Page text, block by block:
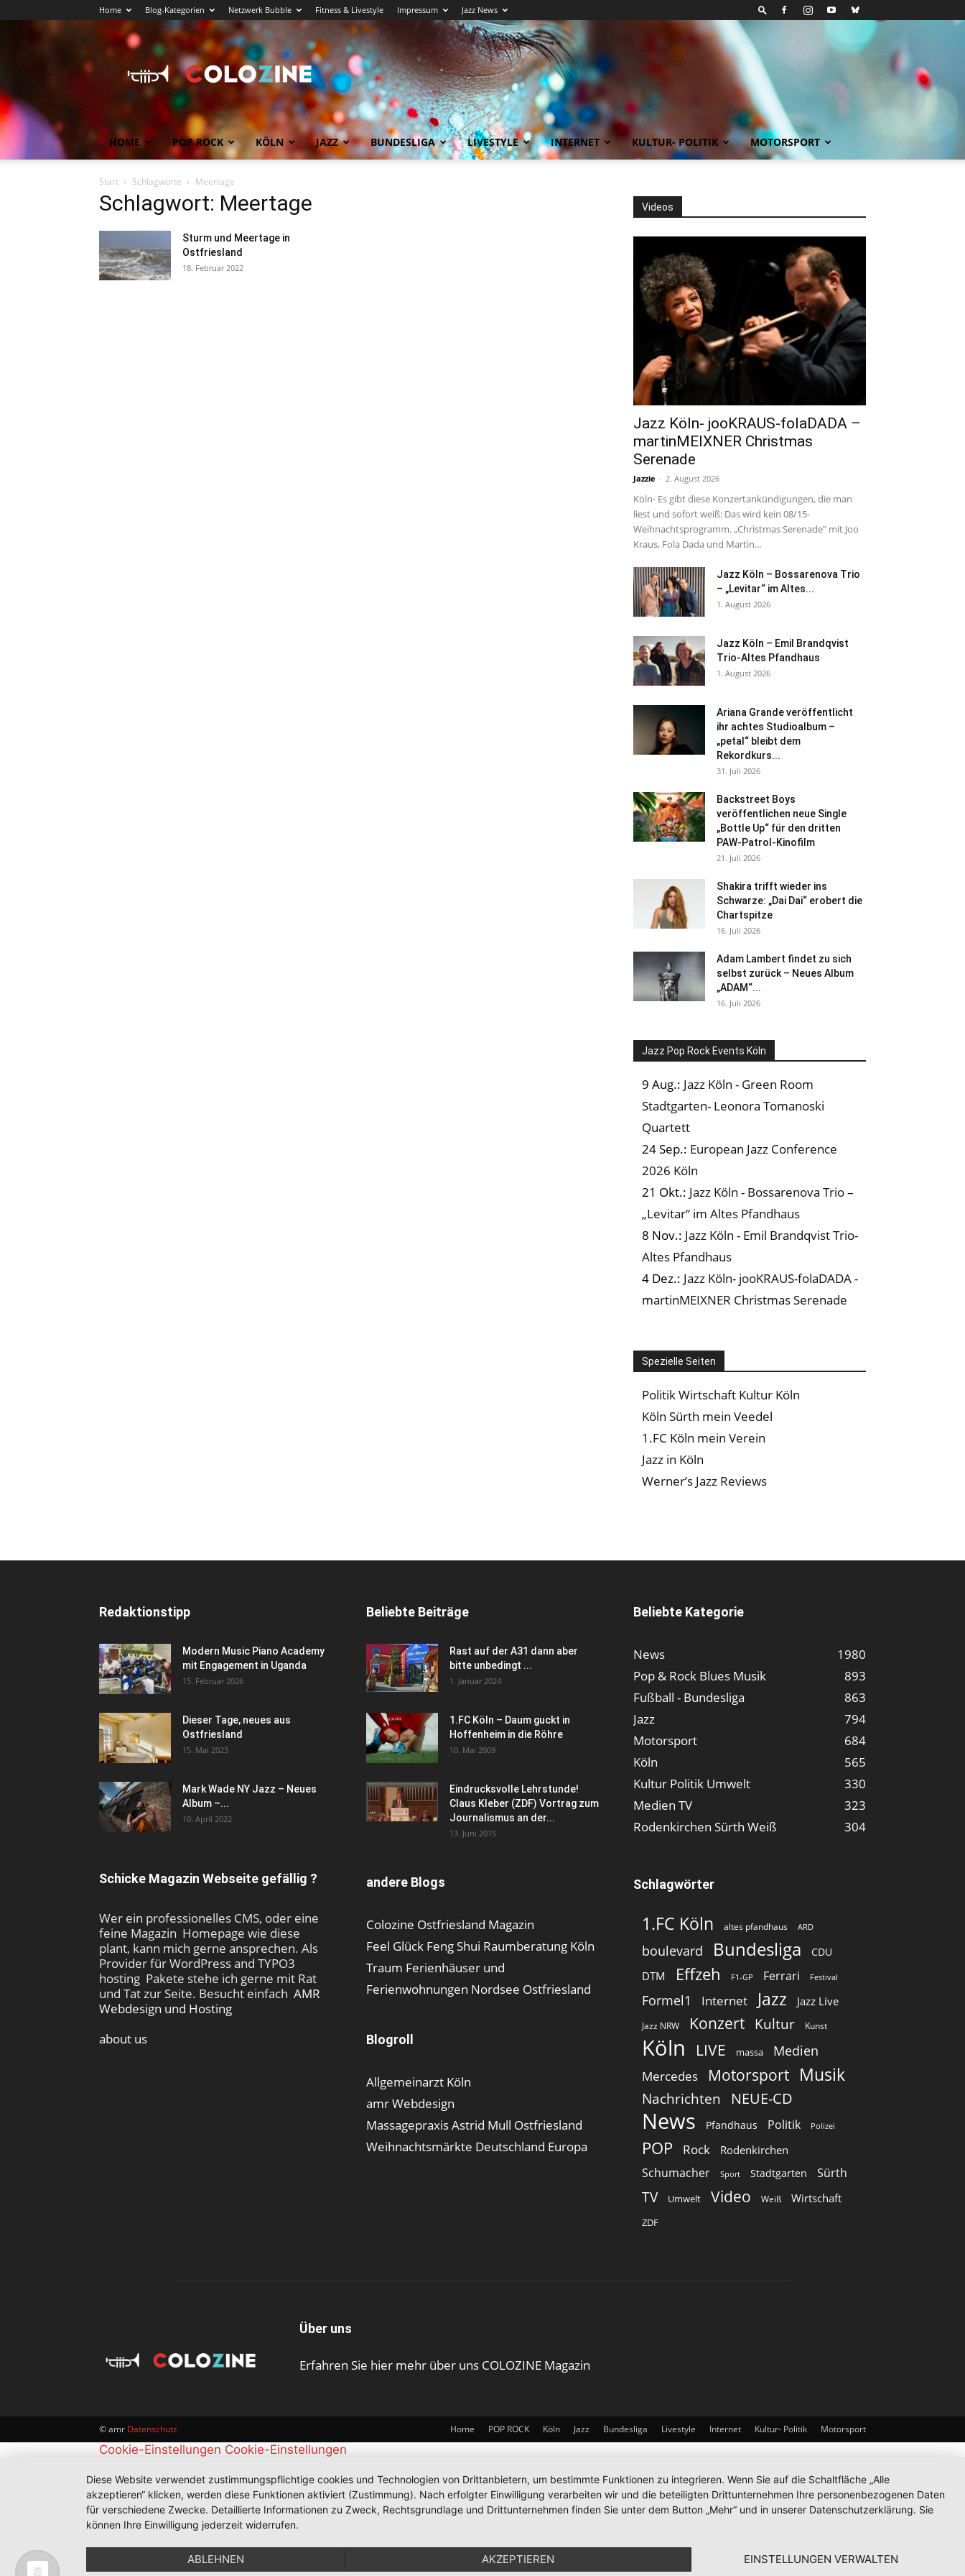
Home Blog-Kategorien Netzwerk Bubble Fitness & Livestyle Impressum Jazz News
Köln
News
COLOZINE
Magazin
HOME POP ROCK KÖLN JAZZ BUNDESLIGA LIVESTYLE INTERNET KULTUR- POLITIK MOTORSPORT
Start Schlagworte Meertage
Schlagwort: Meertage
Sturm und Meertage in
Ostfriesland
18. Februar 2022
Videos
Jazz Köln- jooKRAUS-folaDADA –
martinMEIXNER Christmas
Serenade
Jazzie - 2. August 2026
Köln- Es gibt diese Konzertankündigungen, die man
liest und sofort weiß: Das wird kein 08/15-
Weihnachtsprogramm. „Christmas Serenade" mit Joo
Kraus, Fola Dada und Martin...
Jazz Köln – Bossarenova Trio
– „Levitar“ im Altes...
1. August 2026
Jazz Köln – Emil Brandqvist
Trio-Altes Pfandhaus
1. August 2026
Ariana Grande veröffentlicht
ihr achtes Studioalbum –
„petal“ bleibt dem
Rekordkurs...
31. Juli 2026
Backstreet Boys
veröffentlichen neue Single
„Bottle Up“ für den dritten
PAW-Patrol-Kinofilm
21. Juli 2026
Shakira trifft wieder ins
Schwarze: „Dai Dai“ erobert die
Chartspitze
16. Juli 2026
Adam Lambert findet zu sich
selbst zurück – Neues Album
„ADAM“...
16. Juli 2026
Jazz Pop Rock Events Köln
9 Aug.: Jazz Köln - Green Room
Stadtgarten- Leonora Tomanoski
Quartett
24 Sep.: European Jazz Conference
2026 Köln
21 Okt.: Jazz Köln - Bossarenova Trio –
„Levitar“ im Altes Pfandhaus
8 Nov.: Jazz Köln - Emil Brandqvist Trio-
Altes Pfandhaus
4 Dez.: Jazz Köln- jooKRAUS-folaDADA -
martinMEIXNER Christmas Serenade
Spezielle Seiten
Politik Wirtschaft Kultur Köln
Köln Sürth mein Veedel
1.FC Köln mein Verein
Jazz in Köln
Werner’s Jazz Reviews
Redaktionstipp
Modern Music Piano Academy
mit Engagement in Uganda
15. Februar 2026
Dieser Tage, neues aus
Ostfriesland
15. Mai 2023
Mark Wade NY Jazz – Neues
Album –...
10. April 2022
Schicke Magazin Webseite gefällig ?
Wer ein professionelles CMS, oder eine
feine Magazin Homepage wie diese
plant, kann mich gerne ansprechen. Als
Provider für WordPress and TYPO3
hosting Pakete stehe ich gerne mit Rat
und Tat zur Seite. Besucht einfach AMR
Webdesign und Hosting
about us
Beliebte Beiträge
Rast auf der A31 dann aber
bitte unbedingt ...
1. Januar 2024
1.FC Köln – Daum guckt in
Hoffenheim in die Röhre
10. Mai 2009
Eindrucksvolle Lehrstunde!
Claus Kleber (ZDF) Vortrag zum
Journalismus an der...
13. Juni 2015
andere Blogs
Colozine Ostfriesland Magazin
Feel Glück Feng Shui Raumberatung Köln
Traum Ferienhäuser und
Ferienwohnungen Nordsee Ostfriesland
Blogroll
Allgemeinarzt Köln
amr Webdesign
Massagepraxis Astrid Mull Ostfriesland
Weihnachtsmärkte Deutschland Europa
Beliebte Kategorie
News
1980
Pop & Rock Blues Musik
893
Fußball - Bundesliga
863
Jazz
794
Motorsport
684
Köln
565
Kultur Politik Umwelt
330
Medien TV
323
Rodenkirchen Sürth Weiß
304
Schlagwörter
1.FC Köln altes pfandhaus ARD
boulevard Bundesliga CDU
DTM Effzeh F1-GP Ferrari Festival
Formel1 Internet Jazz Jazz Live
Jazz NRW Konzert Kultur Kunst
Köln LIVE massa Medien
Mercedes Motorsport Musik
Nachrichten NEUE-CD
News Pfandhaus Politik Polizei
POP Rock Rodenkirchen
Schumacher Sport Stadtgarten Sürth
TV Umwelt Video Weiß Wirtschaft
ZDF
Über uns
Erfahren Sie hier mehr über uns COLOZINE Magazin
Home POP ROCK Köln Jazz Bundesliga Livestyle Internet Kultur- Politik Motorsport
© amr Datenschutz
Cookie-Einstellungen Cookie-Einstellungen
Diese Website verwendet zustimmungspflichtige cookies und Technologien von Drittanbietern, um bestimmte Funktionen zu integrieren. Wenn Sie auf die Schaltfläche „Alle
akzeptieren“ klicken, werden diese Funktionen aktiviert (Zustimmung). Nach erfolgter Einwilligung verarbeiten wir und die beteiligten Drittunternehmen Ihre personenbezogenen Daten
für verschiedene Zwecke. Detaillierte Informationen zu Zweck, Rechtsgrundlage und Drittunternehmen finden Sie unter dem Button „Mehr“ und in unserer Datenschutzerklärung. Sie
können Ihre Einwilligung jederzeit widerrufen.
ABLEHNEN AKZEPTIEREN EINSTELLUNGEN VERWALTEN